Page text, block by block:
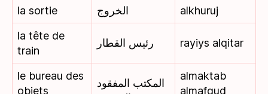
la sortie
الخروج
alkhuruj
la tête de
train
رئيس القطار rayiys alqitar
le bureau des
objets
المكتب المفقود
almaktab
almafqud